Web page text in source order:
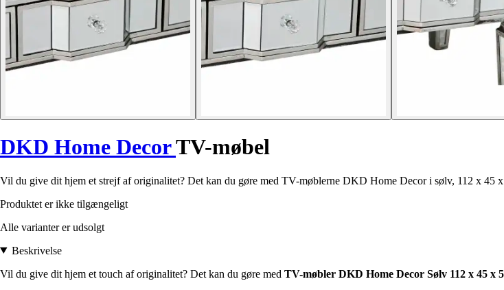
DKD Home DecorTV-møbel
Vil du give dit hjem et strejf af originalitet? Det kan du gøre med TV-møblerne DKD Home Decor i sølv, 112 x 45
Produktet er ikke tilgængeligt
Alle varianter er udsolgt
Beskrivelse
Vil du give dit hjem et touch af originalitet? Det kan du gøre med TV-møbler DKD Home Decor Sølv 112 x 45 x